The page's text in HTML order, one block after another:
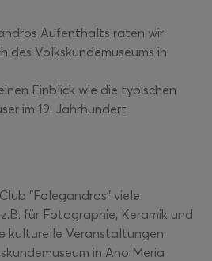
Aufenthalts raten wir
des Volkskundemuseums in
Einblick wie die typischen
im 19. Jahrhundert
"Folegandros" viele
für Fotographie, Keramik und
kulturelle Veranstaltungen
in Ano Meria